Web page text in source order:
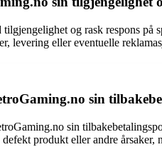
og rask respons på
levering eller eventuelle
sin
sin
produkt eller andre